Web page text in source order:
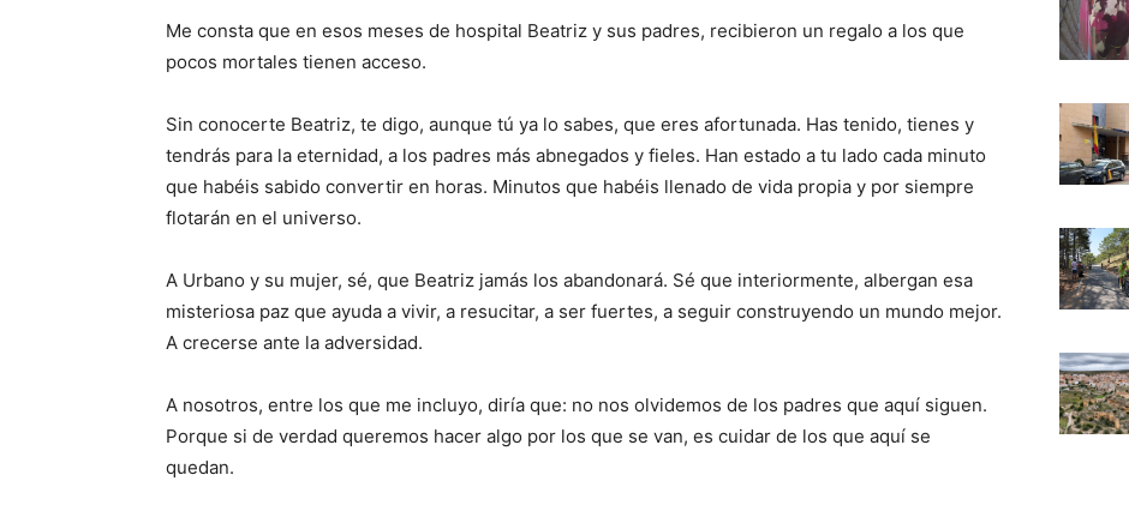
Me consta que en esos meses de hospital Beatriz y sus padres, recibieron un regalo a los que
pocos mortales tienen acceso.
Sin conocerte Beatriz, te digo, aunque tú ya lo sabes, que eres afortunada. Has tenido, tienes y
tendrás para la eternidad, a los padres más abnegados y fieles. Han estado a tu lado cada minuto
que habéis sabido convertir en horas. Minutos que habéis llenado de vida propia y por siempre
flotarán en el universo.
A Urbano y su mujer, sé, que Beatriz jamás los abandonará. Sé que interiormente, albergan esa
misteriosa paz que ayuda a vivir, a resucitar, a ser fuertes, a seguir construyendo un mundo mejor.
A crecerse ante la adversidad.
A nosotros, entre los que me incluyo, diría que: no nos olvidemos de los padres que aquí siguen.
Porque si de verdad queremos hacer algo por los que se van, es cuidar de los que aquí se
quedan.